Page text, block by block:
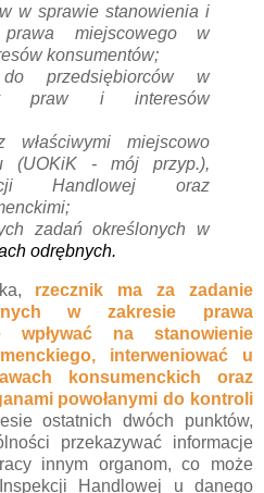
w sprawie stanowienia i
miejscowego w
konsumentów;
przedsiębiorców w
praw i interesów
właściwymi miejscowo
(UOKiK - mój przyp.),
Handlowej oraz
zadań określonych w
odrębnych.
rzecznik ma za zadanie
w zakresie prawa
wpływać na stanowienie
interweniować u
konsumenckich oraz
powołanymi do kontroli
ostatnich dwóch punktów,
przekazywać informacje
innym organom, co może
Handlowej u danego